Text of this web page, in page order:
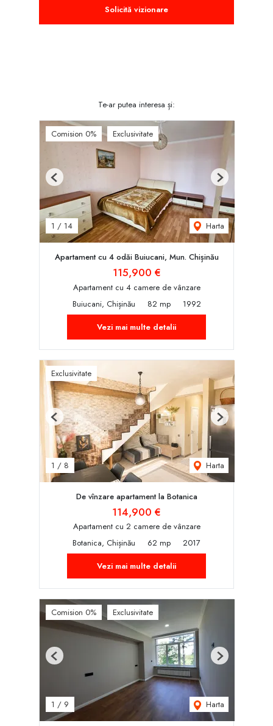
Solicită vizionare
Te-ar putea interesa și:
Comision 0% Exclusivitate
1 / 14 Harta
Previous Next
Apartament cu 4 odăi Buiucani, Mun. Chișinău
115,900 €
Apartament cu 4 camere de vânzare
Buiucani, Chișinău
82 mp
1992
Vezi mai multe detalii
Exclusivitate
1 / 8 Harta
Previous Next
De vînzare apartament la Botanica
114,900 €
Apartament cu 2 camere de vânzare
Botanica, Chișinău
62 mp
2017
Vezi mai multe detalii
Comision 0% Exclusivitate
1 / 9 Harta
Previous Next